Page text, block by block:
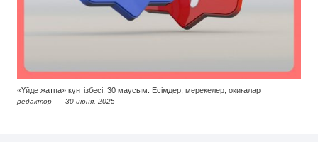
«Үйде жатпа» күнтізбесі. 30 маусым: Есімдер, мерекелер, оқиғалар
редактор 30 июня, 2025